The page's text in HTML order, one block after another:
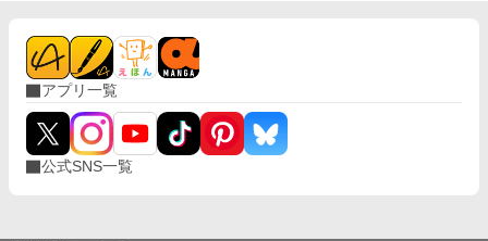
アプリ一覧
公式SNS一覧